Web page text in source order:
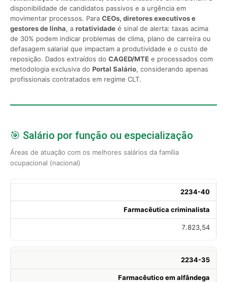
disponibilidade de candidatos passivos e a urgência em
movimentar processos. Para CEOs, diretores executivos e
gestores de linha, a rotatividade é sinal de alerta: taxas acima
de 30% podem indicar problemas de clima, plano de carreira ou
defasagem salarial que impactam a produtividade e o custo de
reposição. Dados extraídos do CAGED/MTE e processados com
metodologia exclusiva do Portal Salário, considerando apenas
profissionais contratados em regime CLT.
🎯 Salário por função ou especialização
Áreas de atuação com os melhores salários da família
ocupacional (nacional)
2234-40
Farmacêutica criminalista
7.823,54
2234-35
Farmacêutico em alfândega